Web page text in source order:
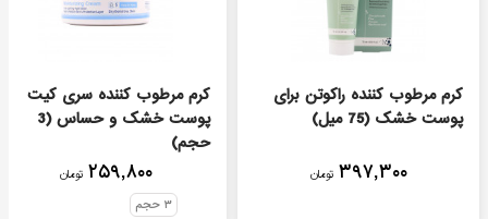
کرم مرطوب کننده راکوتن برای
پوست خشک (75 میل)
۳۹۷,۳۰۰ تومان
کرم مرطوب کننده سری کیت
پوست خشک و حساس (3
حجم)
۲۵۹,۸۰۰ تومان
۳ حجم